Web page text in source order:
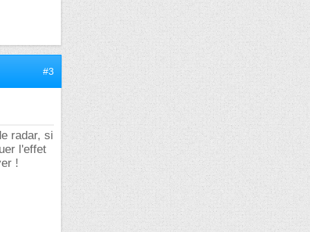
#3
radar, si
l'effet
!